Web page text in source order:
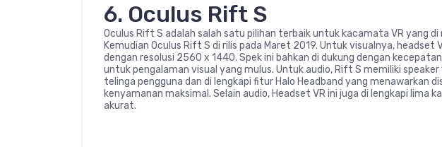
6. Oculus Rift S
Oculus Rift S adalah salah satu pilihan terbaik untuk kacamata VR yang di
Kemudian Oculus Rift S di rilis pada Maret 2019. Untuk visualnya, headset
dengan resolusi 2560 x 1440. Spek ini bahkan di dukung dengan
untuk pengalaman visual yang mulus. Untuk audio, Rift S memiliki
telinga pengguna dan di lengkapi fitur Halo Headband yang menawarkan
kenyamanan maksimal. Selain audio, Headset VR ini juga di lengkapi lima
akurat.